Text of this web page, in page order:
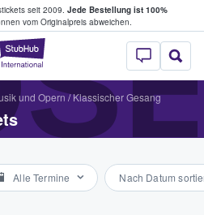
seit 2009. Jede Bestellung ist 100%
vom Originalpreis abweichen.
StubHub - Wo
verkaufen
und Opern/Klassischer Gesang
Alle Termine Nach Datum